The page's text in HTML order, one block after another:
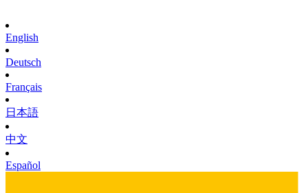
English
Deutsch
Français
日本語
中文
Español